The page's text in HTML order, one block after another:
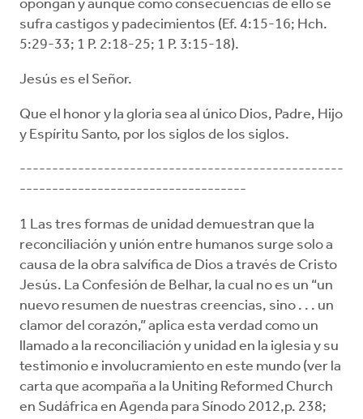
opongan y aunque como consecuencias de ello se
sufra castigos y padecimientos (Ef. 4:15-16; Hch.
5:29-33; 1 P. 2:18-25; 1 P. 3:15-18).
Jesús es el Señor.
Que el honor y la gloria sea al único Dios, Padre, Hijo
y Espíritu Santo, por los siglos de los siglos.
--------------------------------------------------
-----------------------------------
1 Las tres formas de unidad demuestran que la
reconciliación y unión entre humanos surge solo a
causa de la obra salvífica de Dios a través de Cristo
Jesús. La Confesión de Belhar, la cual no es un “un
nuevo resumen de nuestras creencias, sino . . . un
clamor del corazón,” aplica esta verdad como un
llamado a la reconciliación y unidad en la iglesia y su
testimonio e involucramiento en este mundo (ver la
carta que acompaña a la Uniting Reformed Church
en Sudáfrica en Agenda para Sínodo 2012,p. 238;